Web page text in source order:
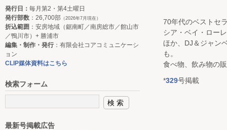
70年代のベストセ
シア・ベイ・ロー
ほか、DJ＆ジャン
も。
食べ物、飲み物の
*329号掲載
発行日： 毎月第2・第4土曜日
発行部数 ：26,700部 （2026年7月現在）
折込範囲 ：安房地域（鋸南町／南房総市／館山市
／鴨川市）+ 勝浦市
編集・制作・発行：有限会社コアコミュニケーシ
ョン
CLIP媒体資料はこちら
検索フォーム
最新号掲載広告